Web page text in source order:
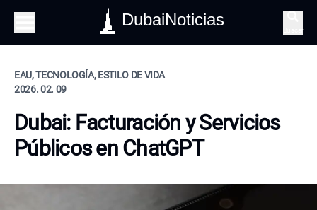
DubaiNoticias
EAU, TECNOLOGÍA, ESTILO DE VIDA
2026. 02. 09
Dubai: Facturación y Servicios
Públicos en ChatGPT